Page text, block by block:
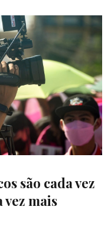
são cada vez
vez mais